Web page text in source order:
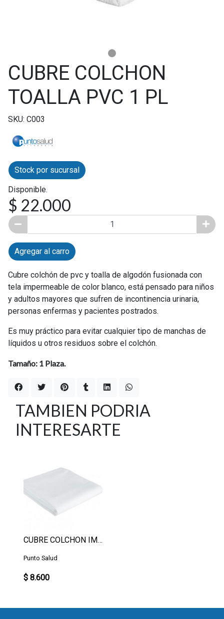
CUBRE COLCHON
TOALLA PVC 1 PL
SKU: C003
Stock por sucursal
Disponible.
$ 22.000
Agregar al carro
Cubre colchón de pvc y toalla de algodón fusionada con
tela impermeable de color blanco, está pensado para niños
y adultos mayores que sufren de incontinencia urinaria,
personas enfermas y pacientes postrados.
Es muy práctico para evitar cualquier tipo de manchas de
líquidos u otros residuos sobre el colchón.
Tamaño: 1 Plaza.
TAMBIEN PODRIA
INTERESARTE
CUBRE COLCHON IMPERMEABLE 1 PL
Punto Salud
$ 8.600